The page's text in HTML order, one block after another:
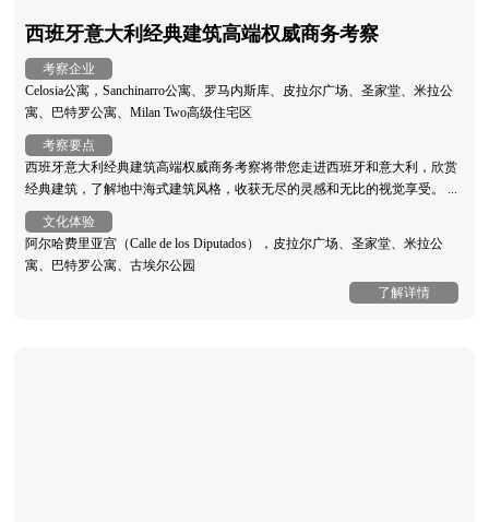
西班牙意大利经典建筑高端权威商务考察
考察企业
Celosia公寓，Sanchinarro公寓、罗马内斯库、皮拉尔广场、圣家堂、米拉公
寓、巴特罗公寓、Milan Two高级住宅区
考察要点
西班牙意大利经典建筑高端权威商务考察将带您走进西班牙和意大利，欣赏
经典建筑，了解地中海式建筑风格，收获无尽的灵感和无比的视觉享受。 ...
文化体验
阿尔哈费里亚宫（Calle de los Diputados），皮拉尔广场、圣家堂、米拉公
寓、巴特罗公寓、古埃尔公园
了解详情